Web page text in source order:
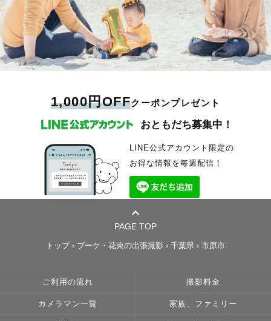
1,000円OFFクーポンプレゼント
おともだち募集中！
LINE公式アカウント限定の
お得な情報を毎週配信！
PAGE TOP
トップ › ブーケ・花束の出張撮影 › 千葉県 › 市原市
ご利用の流れ 撮影料金
カメラマン一覧 家族、ファミリー